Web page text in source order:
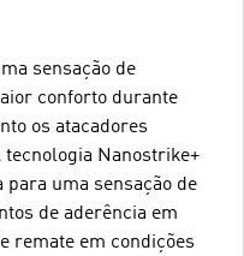
sensação de
conforto durante
os atacadores
Nanostrike+
uma sensação de
de aderência em
remate em condições